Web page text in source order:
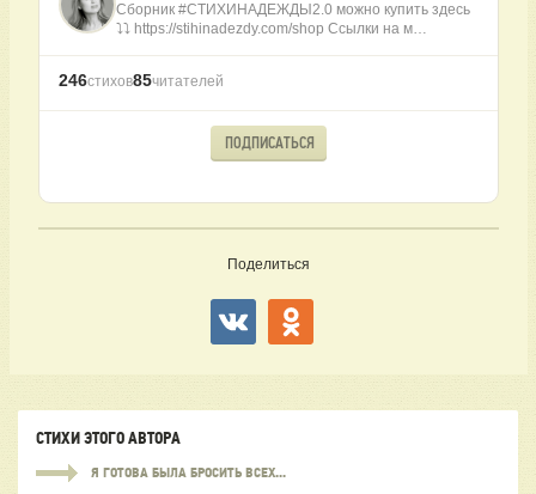
Сборник #СТИХИНАДЕЖДЫ2.0 можно купить здесь
⤵️⤵️ https://stihinadezdy.com/shop Ссылки на м…
246стихов85читателей
ПОДПИСАТЬСЯ
Поделиться
СТИХИ ЭТОГО АВТОРА
Я ГОТОВА БЫЛА БРОСИТЬ ВСЕХ...